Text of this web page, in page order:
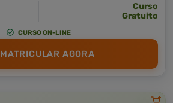
Curso
Gratuito
CURSO ON-LINE
MATRICULAR AGORA